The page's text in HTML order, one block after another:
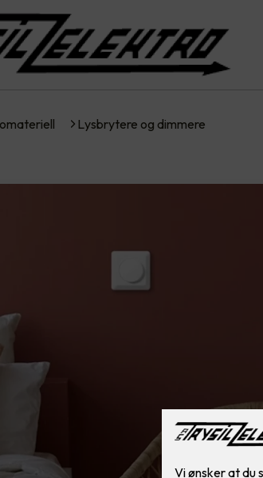
Lysbrytere og dimmere